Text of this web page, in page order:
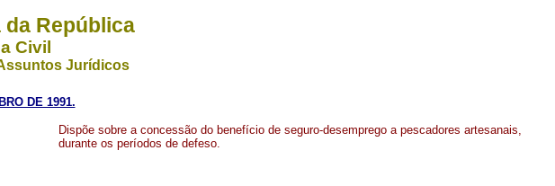
República
Civil
Jurídicos
DE 1991.
Dispõe sobre a concessão do benefício de seguro-desemprego a pescadores artesanais,
durante os períodos de defeso.